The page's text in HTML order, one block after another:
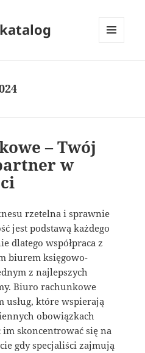
– Twój
w
rzetelna i sprawnie
jest podstawą każdego
dlatego współpraca z
biurem księgowo-
z najlepszych
Biuro rachunkowe
usług, które wspierają
obowiązkach
skoncentrować się na
gdy specjaliści zajmują